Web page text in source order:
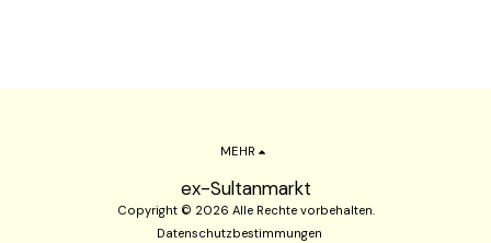
ex-Sultanmarkt
Copyright © 2026 Alle Rechte vorbehalten.
Datenschutzbestimmungen
MEHR